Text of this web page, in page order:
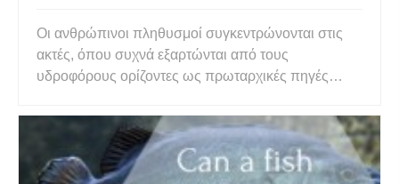
Οι ανθρώπινοι πληθυσμοί συγκεντρώνονται στις
ακτές, όπου συχνά εξαρτώνται από τους
υδροφόρους ορίζοντες ως πρωταρχικές πηγές
Σε παράκτιους υδροφορείς, τα χρησιμοποιήσιμα
γλυκά υπόγεια ύδατα επιπλέουν πάνω από μια
σφήνα πυκνότερου αλμυρού νερού που διει